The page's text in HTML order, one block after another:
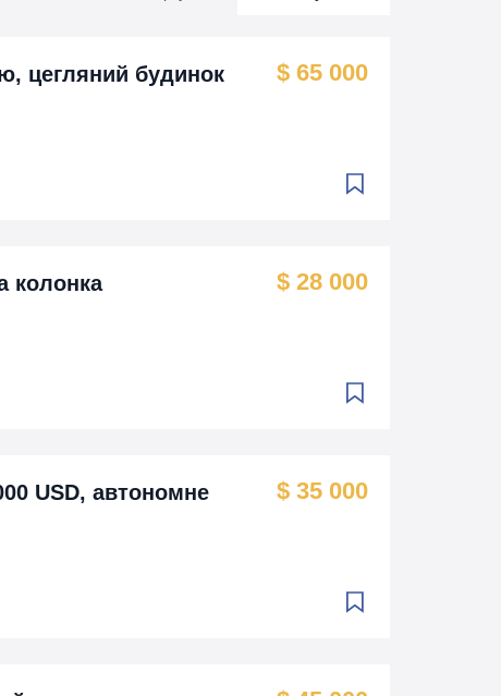
цегляний будинок $ 65 000
колонка $ 28 000
USD, автономне
$ 35 000